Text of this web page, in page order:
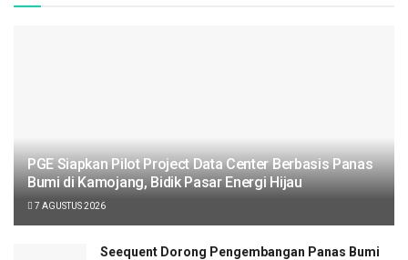
PGE Siapkan Pilot Project Data Center Berbasis Panas
Bumi di Kamojang, Bidik Pasar Energi Hijau
7 AGUSTUS 2026
Seequent Dorong Pengembangan Panas Bumi